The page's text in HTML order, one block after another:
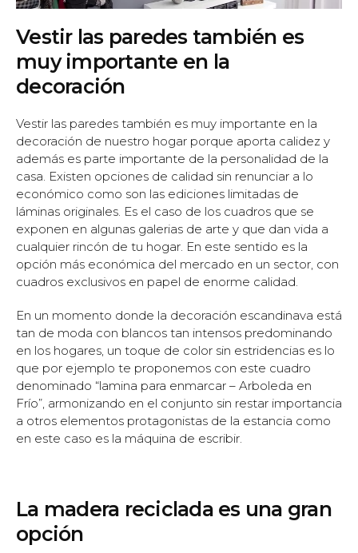
Vestir las paredes también es
muy importante en la
decoración
Vestir las paredes también es muy importante en la
decoración de nuestro hogar porque aporta calidez y
además es parte importante de la personalidad de la
casa. Existen opciones de calidad sin renunciar a lo
económico como son las ediciones limitadas de
láminas originales. Es el caso de los cuadros que se
exponen en algunas galerias de arte y que dan vida a
cualquier rincón de tu hogar. En este sentido es la
opción más económica del mercado en un sector, con
cuadros exclusivos en papel de enorme calidad.
En un momento donde la decoración escandinava está
tan de moda con blancos tan intensos predominando
en los hogares, un toque de color sin estridencias es lo
que por ejemplo te proponemos con este cuadro
denominado “lamina para enmarcar – Arboleda en
Frío”, armonizando en el conjunto sin restar importancia
a otros elementos protagonistas de la estancia como
en este caso es la máquina de escribir.
La madera reciclada es una gran
opción